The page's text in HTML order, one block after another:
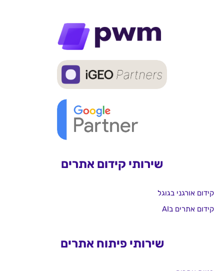
שירותי קידום אתרים
קידום אורגני בגוגל
קידום אתרים בAI
שירותי פיתוח אתרים